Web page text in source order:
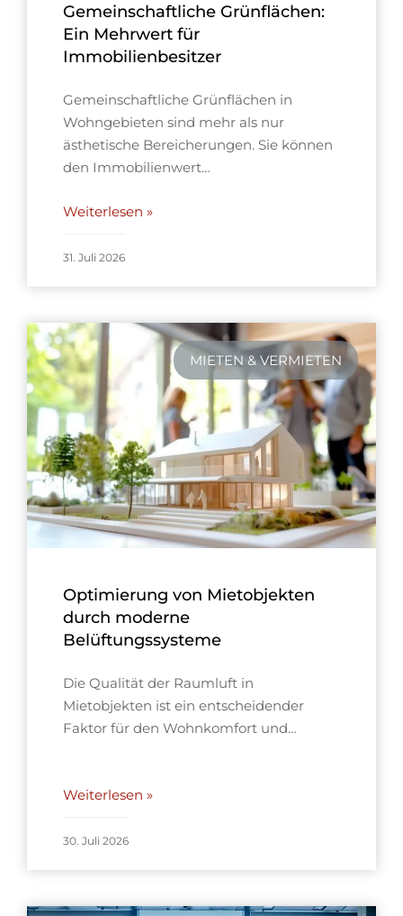
Gemeinschaftliche Grünflächen:
Ein Mehrwert für
Immobilienbesitzer
Gemeinschaftliche Grünflächen in
Wohngebieten sind mehr als nur
ästhetische Bereicherungen. Sie können
den Immobilienwert…
Weiterlesen »
31. Juli 2026
MIETEN & VERMIETEN
Optimierung von Mietobjekten
durch moderne
Belüftungssysteme
Die Qualität der Raumluft in
Mietobjekten ist ein entscheidender
Faktor für den Wohnkomfort und…
Weiterlesen »
30. Juli 2026